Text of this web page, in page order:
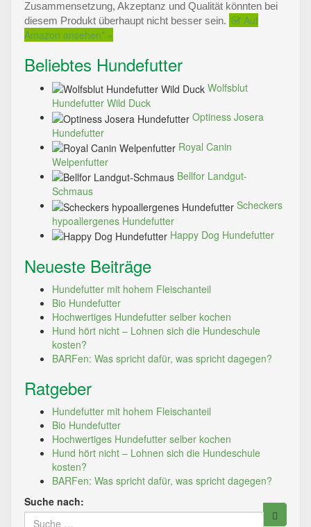
Zusammensetzung, Akzeptanz und Qualität könnten bei
diesem Produkt überhaupt nicht besser sein.
Auf
Amazon ansehen* »
Beliebtes Hundefutter
Wolfsblut
Hundefutter Wild Duck
Optiness Josera
Hundefutter
Royal Canin
Welpenfutter
Bellfor Landgut-
Schmaus
Scheckers
hypoallergenes Hundefutter
Happy Dog Hundefutter
Neueste Beiträge
Hundefutter mit hohem Fleischanteil
Bio Hundefutter
Hochwertiges Hundefutter selber kochen
Hund hört nicht – Lohnen sich die Hundeschule
kosten?
BARFen: Was spricht dafür, was spricht dagegen?
Ratgeber
Hundefutter mit hohem Fleischanteil
Bio Hundefutter
Hochwertiges Hundefutter selber kochen
Hund hört nicht – Lohnen sich die Hundeschule
kosten?
BARFen: Was spricht dafür, was spricht dagegen?
Suche nach: